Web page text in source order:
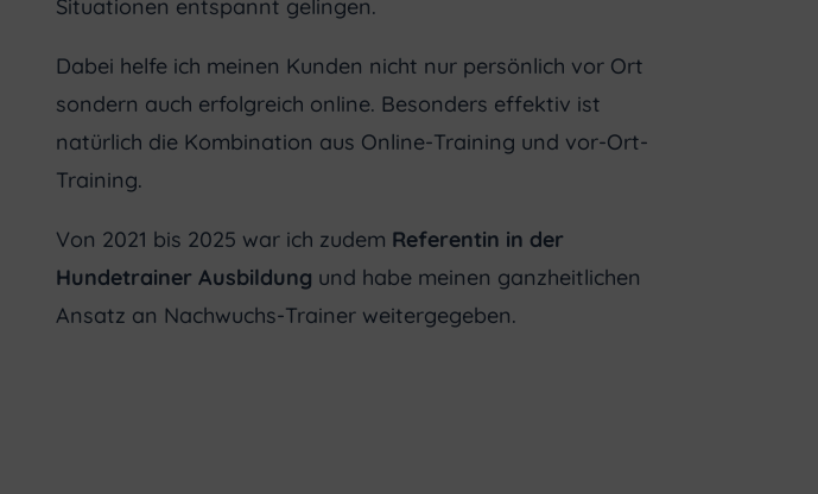
Situationen entspannt gelingen.
Dabei helfe ich meinen Kunden nicht nur persönlich vor Ort
sondern auch erfolgreich online. Besonders effektiv ist
natürlich die Kombination aus Online-Training und vor-Ort-
Training.
Von 2021 bis 2025 war ich zudem Referentin in der
Hundetrainer Ausbildung und habe meinen ganzheitlichen
Ansatz an Nachwuchs-Trainer weitergegeben.